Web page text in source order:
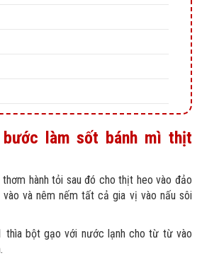
làm sốt bánh mì thịt
hành tỏi sau đó cho thịt heo vào đảo
và nêm nếm tất cả gia vị vào nấu sôi
thìa bột gạo với nước lạnh cho từ từ vào